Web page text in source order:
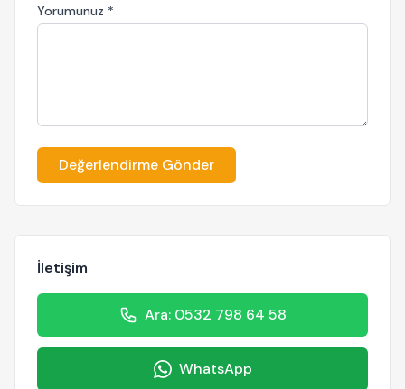
Yorumunuz *
Değerlendirme Gönder
İletişim
Ara: 0532 798 64 58
WhatsApp